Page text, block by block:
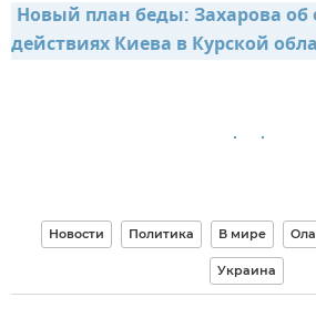
Новый план беды: Захарова об
действиях Киева в Курской
Новости Политика В мире
Украина